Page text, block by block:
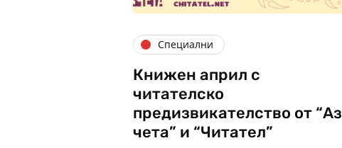
Специални
Книжен април с
читателско
предизвикателство от “Аз
чета” и “Читател”